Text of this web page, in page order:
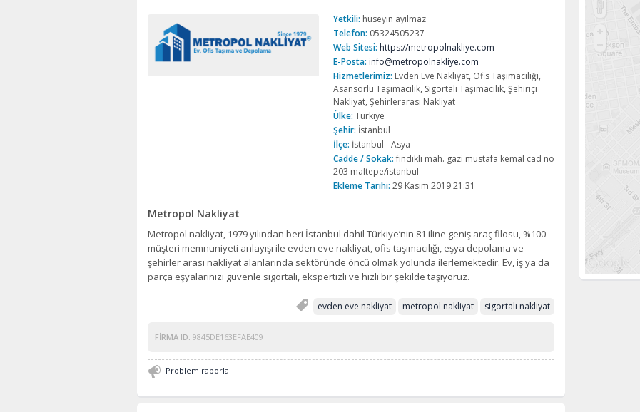
Yetkili: hüseyin ayılmaz
Telefon: 05324505237
Web Sitesi: https://metropolnakliye.com
E-Posta: info@metropolnakliye.com
Hizmetlerimiz: Evden Eve Nakliyat, Ofis Taşımacılığı,
Asansörlü Taşımacılık, Sigortalı Taşımacılık, Şehiriçi
Nakliyat, Şehirlerarası Nakliyat
Ülke: Türkiye
Şehir: İstanbul
İlçe: İstanbul - Asya
Cadde / Sokak:fındıklı mah. gazi mustafa kemal cad no
203 maltepe/istanbul
Ekleme Tarihi: 29 Kasım 2019 21:31
Metropol Nakliyat
Metropol nakliyat, 1979 yılından beri İstanbul dahil Türkiye’nin 81 iline geniş araç filosu, %100
müşteri memnuniyeti anlayışı ile evden eve nakliyat, ofis taşımacılığı, eşya depolama ve
şehirler arası nakliyat alanlarında sektöründe öncü olmak yolunda ilerlemektedir. Ev, iş ya da
parça eşyalarınızı güvenle sigortalı, ekspertizli ve hızlı bir şekilde taşıyoruz.
evden eve nakliyat metropol nakliyat sigortalı nakliyat
FIRMA ID: 9845DE163EFAE409
Problem raporla